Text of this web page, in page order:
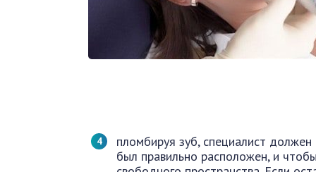
пломбируя зуб, специалист
был правильно расположен, и